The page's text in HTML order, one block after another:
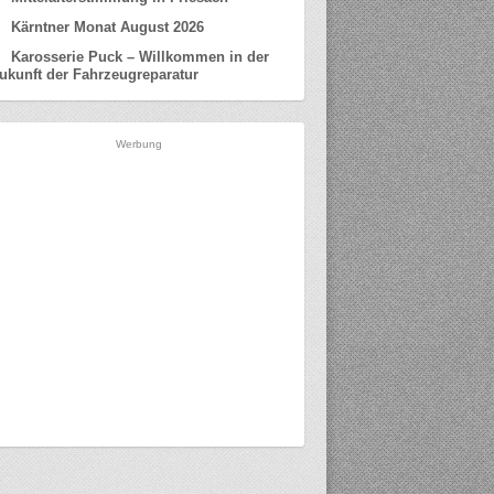
Kärntner Monat August 2026
Karosserie Puck – Willkommen in der
der Fahrzeugreparatur
Werbung